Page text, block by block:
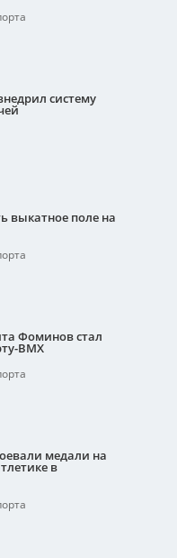
систему
выкатное поле на
Фоминов стал
ВМХ
медали на
в